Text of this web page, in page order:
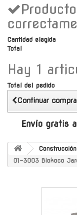
Envío gratis a
partir de $30000
Cantidad elegida
Total
Hay 1
Total del pedido
Continuar
Envío gratis
01-3003 Blokoco